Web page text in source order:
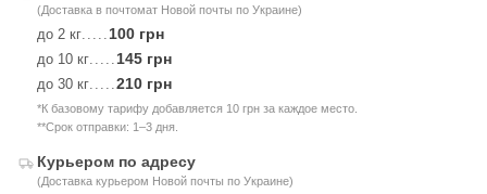
(Доставка в почтомат Новой почты по Украине)
до 2 кг 100 грн
до 10 кг 145 грн
до 30 кг 210 грн
*К базовому тарифу добавляется 10 грн за каждое место.
**Срок отправки: 1–3 дня.
Курьером по адресу
(Доставка курьером Новой почты по Украине)